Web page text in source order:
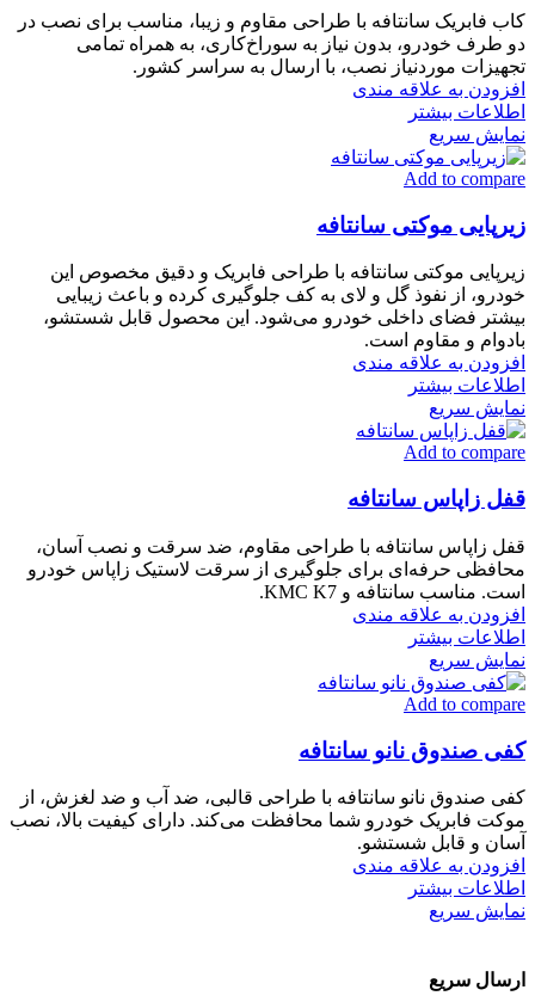
کاب فابریک سانتافه با طراحی مقاوم و زیبا، مناسب برای نصب در
دو طرف خودرو، بدون نیاز به سوراخ‌کاری، به همراه تمامی
تجهیزات موردنیاز نصب، با ارسال به سراسر کشور.
افزودن به علاقه مندی
اطلاعات بیشتر
نمایش سریع
Add to compare
زیرپایی موکتی سانتافه
زیرپایی موکتی سانتافه با طراحی فابریک و دقیق مخصوص این
خودرو، از نفوذ گل و لای به کف جلوگیری کرده و باعث زیبایی
بیشتر فضای داخلی خودرو می‌شود. این محصول قابل شستشو،
بادوام و مقاوم است.
افزودن به علاقه مندی
اطلاعات بیشتر
نمایش سریع
Add to compare
قفل زاپاس سانتافه
قفل زاپاس سانتافه با طراحی مقاوم، ضد سرقت و نصب آسان،
محافظی حرفه‌ای برای جلوگیری از سرقت لاستیک زاپاس خودرو
است. مناسب سانتافه و KMC K7.
افزودن به علاقه مندی
اطلاعات بیشتر
نمایش سریع
Add to compare
کفی صندوق نانو سانتافه
کفی صندوق نانو سانتافه با طراحی قالبی، ضد آب و ضد لغزش، از
موکت فابریک خودرو شما محافظت می‌کند. دارای کیفیت بالا، نصب
آسان و قابل شستشو.
افزودن به علاقه مندی
اطلاعات بیشتر
نمایش سریع
ارسال سریع